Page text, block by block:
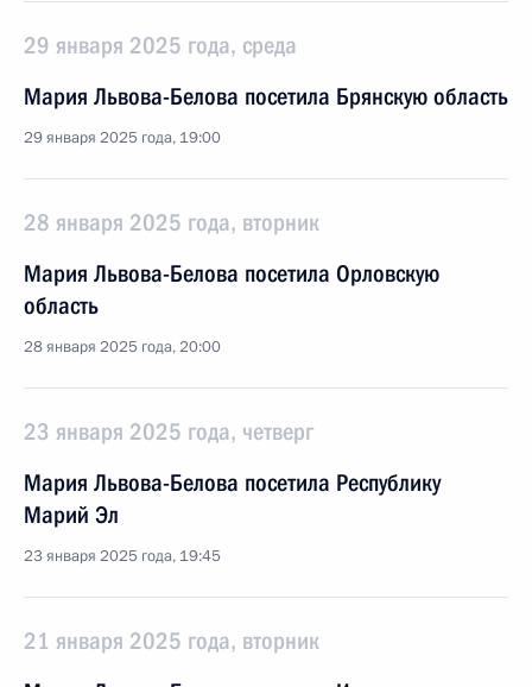
29 января 2025 года, среда
Мария Львова-Белова посетила Брянскую область
29 января 2025 года, 19:00
28 января 2025 года, вторник
Мария Львова-Белова посетила Орловскую
область
28 января 2025 года, 20:00
23 января 2025 года, четверг
Мария Львова-Белова посетила Республику
Марий Эл
23 января 2025 года, 19:45
21 января 2025 года, вторник